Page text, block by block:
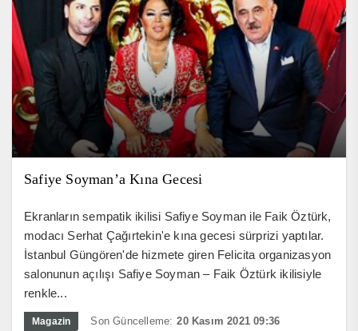
Safiye Soyman’a Kına Gecesi
Ekranların sempatik ikilisi Safiye Soyman ile Faik Öztürk,
modacı Serhat Çağırtekin'e kına gecesi sürprizi yaptılar.
İstanbul Güngören'de hizmete giren Felicita organizasyon
salonunun açılışı Safiye Soyman – Faik Öztürk ikilisiyle
renkle...
Magazin Son Güncelleme: 20 Kasım 2021 09:36